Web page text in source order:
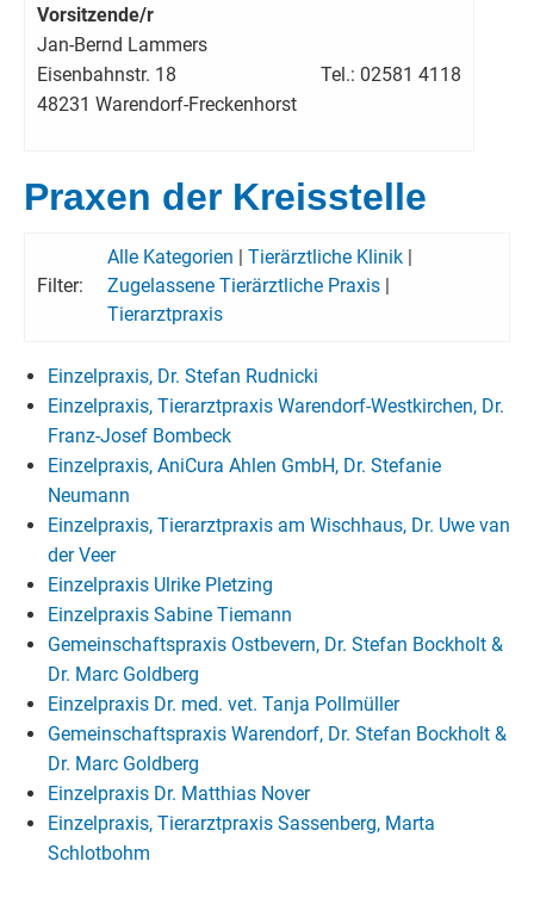
Vorsitzende/r
Jan-Bernd Lammers
Eisenbahnstr. 18
48231 Warendorf-Freckenhorst
Tel.: 02581 4118
Praxen der Kreisstelle
Filter:
Alle Kategorien Tierärztliche Klinik
Zugelassene Tierärztliche Praxis
Tierarztpraxis
Einzelpraxis, Dr. Stefan Rudnicki
Einzelpraxis, Tierarztpraxis Warendorf-Westkirchen, Dr.
Franz-Josef Bombeck
Einzelpraxis, AniCura Ahlen GmbH, Dr. Stefanie
Neumann
Einzelpraxis, Tierarztpraxis am Wischhaus, Dr. Uwe van
der Veer
Einzelpraxis Ulrike Pletzing
Einzelpraxis Sabine Tiemann
Gemeinschaftspraxis Ostbevern, Dr. Stefan Bockholt &
Dr. Marc Goldberg
Einzelpraxis Dr. med. vet. Tanja Pollmüller
Gemeinschaftspraxis Warendorf, Dr. Stefan Bockholt &
Dr. Marc Goldberg
Einzelpraxis Dr. Matthias Nover
Einzelpraxis, Tierarztpraxis Sassenberg, Marta
Schlotbohm